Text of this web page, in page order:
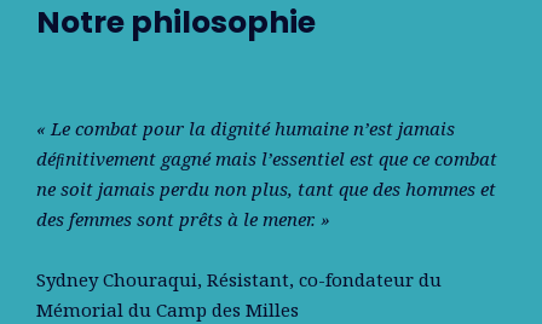
Notre philosophie
« Le combat pour la dignité humaine n’est jamais
déﬁnitivement gagné mais l’essentiel est que ce combat
ne soit jamais perdu non plus, tant que des hommes et
des femmes sont prêts à le mener. »
Sydney Chouraqui, Résistant, co-fondateur du
Mémorial du Camp des Milles